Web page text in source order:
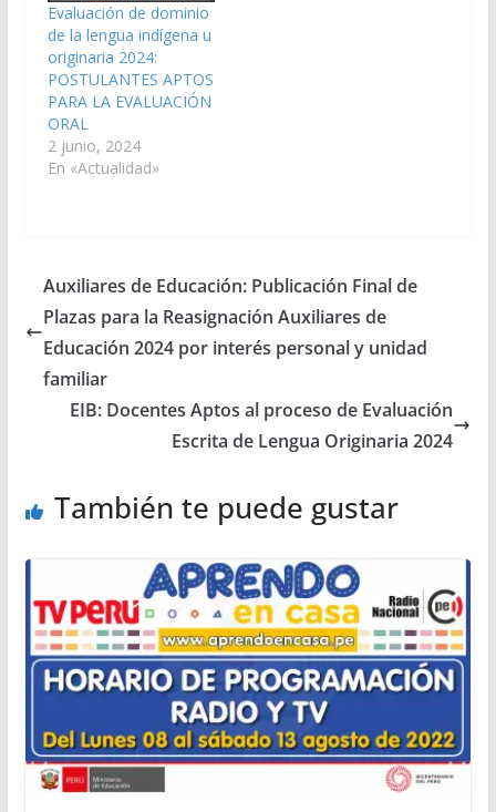
Evaluación de dominio
de la lengua indígena u
originaria 2024:
POSTULANTES APTOS
PARA LA EVALUACIÓN
ORAL
2 junio, 2024
En «Actualidad»
Auxiliares de Educación: Publicación Final de
Plazas para la Reasignación Auxiliares de
Educación 2024 por interés personal y unidad
familiar
EIB: Docentes Aptos al proceso de Evaluación
Escrita de Lengua Originaria 2024
También te puede gustar